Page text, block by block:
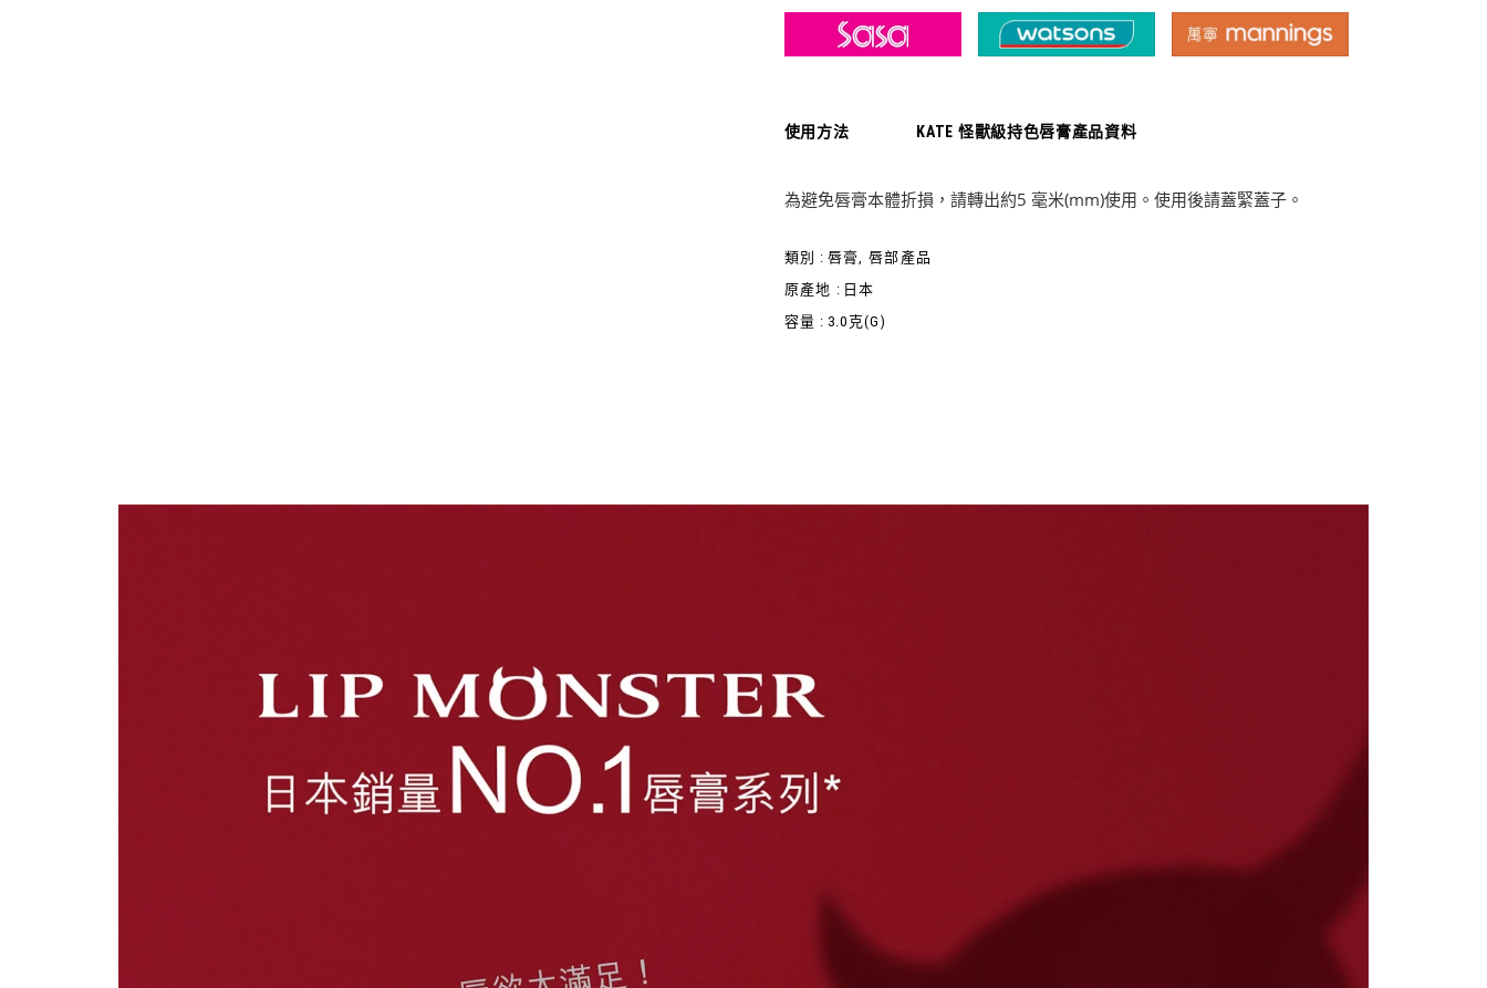
使用方法 KATE 怪獸級持色唇膏產品資料
為避免唇膏本體折損，請轉出約5 毫米(mm)使用。使用後請蓋緊蓋子。
類別 : 唇膏
唇部產品
原產地 : 日本
容量 : 3.0克(G)